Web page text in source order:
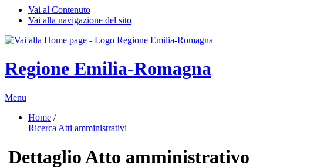
Vai al Contenuto
Vai alla navigazione del sito
Regione Emilia-Romagna
Menu
Home /
Ricerca Atti amministrativi
Dettaglio Atto amministrativo